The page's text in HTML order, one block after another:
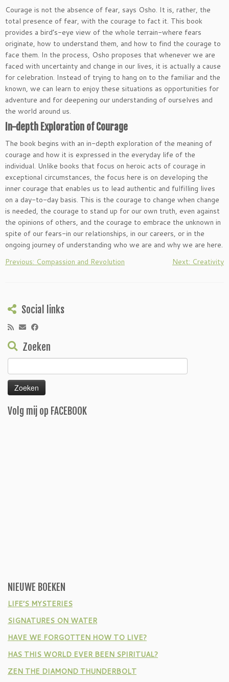
Courage is not the absence of fear, says Osho. It is, rather, the
total presence of fear, with the courage to fact it. This book
provides a bird’s-eye view of the whole terrain-where fears
originate, how to understand them, and how to find the courage to
face them. In the process, Osho proposes that whenever we are
faced with uncertainty and change in our lives, it is actually a cause
for celebration. Instead of trying to hang on to the familiar and the
known, we can learn to enjoy these situations as opportunities for
adventure and for deepening our understanding of ourselves and
the world around us.
In-depth Exploration of Courage
The book begins with an in-depth exploration of the meaning of
courage and how it is expressed in the everyday life of the
individual. Unlike books that focus on heroic acts of courage in
exceptional circumstances, the focus here is on developing the
inner courage that enables us to lead authentic and fulfilling lives
on a day-to-day basis. This is the courage to change when change
is needed, the courage to stand up for our own truth, even against
the opinions of others, and the courage to embrace the unknown in
spite of our fears-in our relationships, in our careers, or in the
ongoing journey of understanding who we are and why we are here.
Previous: Compassion and Revolution
Next: Creativity
Social links
Zoeken
Zoeken
naar:
Volg mij op FACEBOOK
NIEUWE BOEKEN
LIFE’S MYSTERIES
SIGNATURES ON WATER
HAVE WE FORGOTTEN HOW TO LIVE?
HAS THIS WORLD EVER BEEN SPIRITUAL?
ZEN THE DIAMOND THUNDERBOLT